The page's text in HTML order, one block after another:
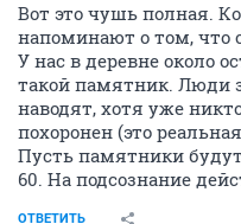
Вот это чушь полная.
напоминают о том, что
У нас в деревне около
такой памятник. Люди
наводят, хотя уже
похоронен (это
Пусть памятники
60. На подсознание
ОТВЕТИТЬ